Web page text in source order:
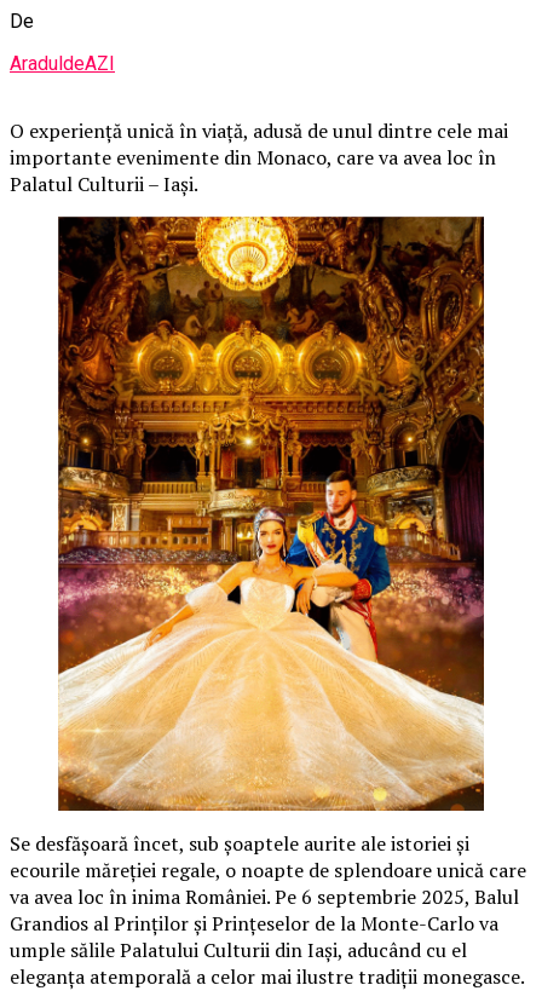
De
AraduldeAZI
O experiență unică în viață, adusă de unul dintre cele mai
importante evenimente din Monaco, care va avea loc în
Palatul Culturii – Iași.
Se desfășoară încet, sub șoaptele aurite ale istoriei și
ecourile măreției regale, o noapte de splendoare unică care
va avea loc în inima României. Pe 6 septembrie 2025, Balul
Grandios al Prinților și Prințeselor de la Monte-Carlo va
umple sălile Palatului Culturii din Iași, aducând cu el
eleganța atemporală a celor mai ilustre tradiții monegasce.